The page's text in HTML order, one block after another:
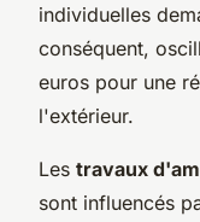
individuelles
conséquent,
euros pour une
l'extérieur.
Les travaux
sont influencés